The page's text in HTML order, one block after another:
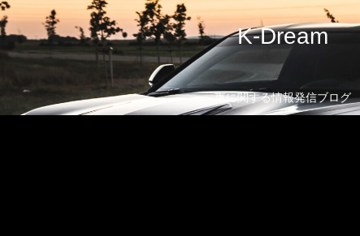
K-Dream
車に関する情報発信ブログ